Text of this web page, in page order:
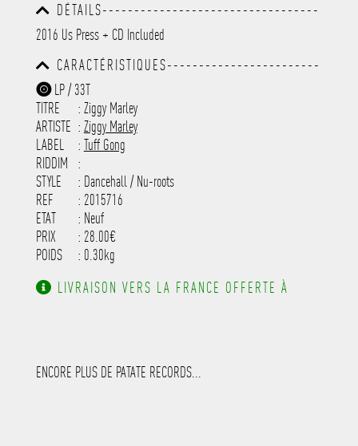
DÉTAILS----------------------------------
-----------------------------------------
-----------------------------------------
-----------------------------------------
-----------------------------------------
-----------
2016 Us Press + CD Included
CARACTÉRISTIQUES------------------------
-----------------------------------------
-----------------------------------------
-----------------------------------------
-----------------------------------------
---------------------
LP / 33T
TITRE
: Ziggy Marley
ARTISTE : Ziggy Marley
LABEL
: Tuff Gong
RIDDIM
:
STYLE
: Dancehall / Nu-roots
REF
: 2015716
ETAT
: Neuf
PRIX
: 28.00€
POIDS
: 0.30kg
LIVRAISON VERS LA FRANCE OFFERTE À
ENCORE PLUS DE PATATE RECORDS...